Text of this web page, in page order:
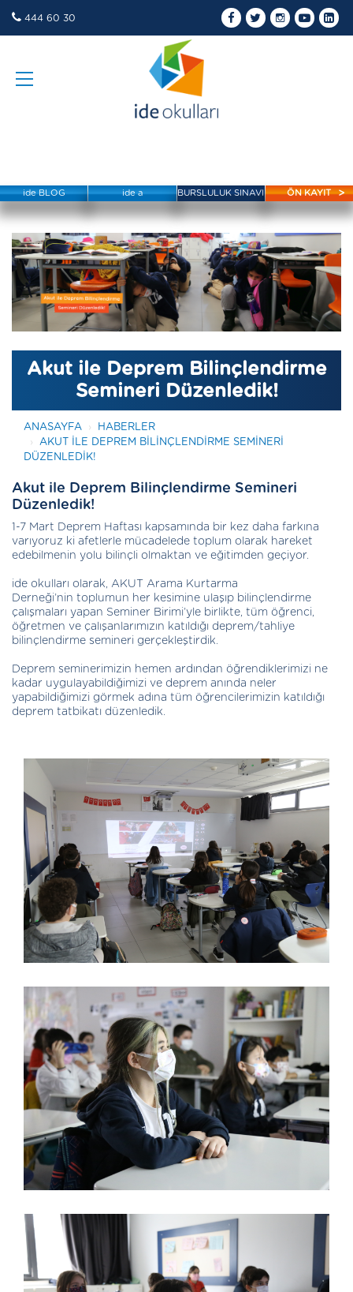
444 60 30
ide BLOG ide a BURSLULUK SINAVI ÖN KAYIT
Akut ile Deprem Bilinçlendirme
Semineri Düzenledik!
ANASAYFA
HABERLER
AKUT ILE DEPREM BILINÇLENDIRME SEMINERI
DÜZENLEDIK!
Akut ile Deprem Bilinçlendirme Semineri
Düzenledik!
1-7 Mart Deprem Haftası kapsamında bir kez daha farkına
varıyoruz ki afetlerle mücadelede toplum olarak hareket
edebilmenin yolu bilinçli olmaktan ve eğitimden geçiyor.
ide okulları olarak, AKUT Arama Kurtarma
Derneği’nin toplumun her kesimine ulaşıp bilinçlendirme
çalışmaları yapan Seminer Birimi’yle birlikte, tüm öğrenci,
öğretmen ve çalışanlarımızın katıldığı deprem/tahliye
bilinçlendirme semineri gerçekleştirdik.
Deprem seminerimizin hemen ardından öğrendiklerimizi ne
kadar uygulayabildiğimizi ve deprem anında neler
yapabildiğimizi görmek adına tüm öğrencilerimizin katıldığı
deprem tatbikatı düzenledik.